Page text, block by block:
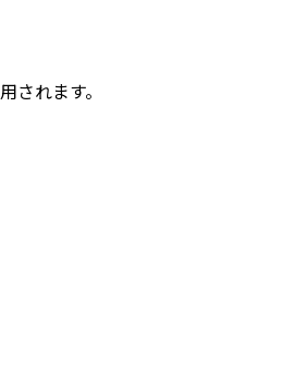
されます。